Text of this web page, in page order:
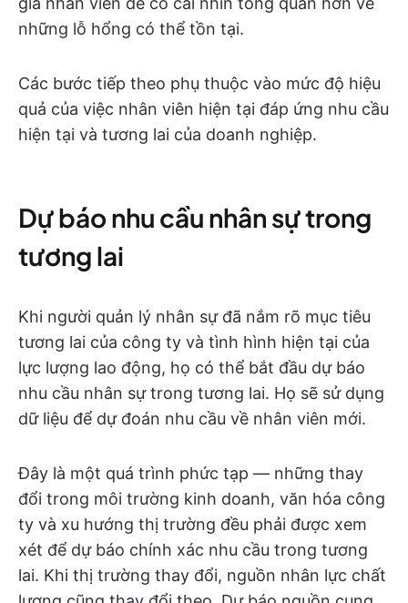
những lỗ hổng có thể tồn tại.
Các bước tiếp theo phụ thuộc vào mức độ hiệu
quả của việc nhân viên hiện tại đáp ứng nhu cầu
hiện tại và tương lai của doanh nghiệp.
Dự báo nhu cầu nhân sự trong
tương lai
Khi người quản lý nhân sự đã nắm rõ mục tiêu
tương lai của công ty và tình hình hiện tại của
lực lượng lao động, họ có thể bắt đầu dự báo
nhu cầu nhân sự trong tương lai. Họ sẽ sử dụng
dữ liệu để dự đoán nhu cầu về nhân viên mới.
Đây là một quá trình phức tạp — những thay
đổi trong môi trường kinh doanh, văn hóa công
ty và xu hướng thị trường đều phải được xem
xét để dự báo chính xác nhu cầu trong tương
lai. Khi thị trường thay đổi, nguồn nhân lực chất